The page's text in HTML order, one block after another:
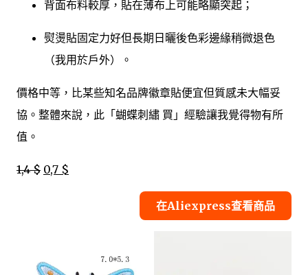
背面布料較厚，貼在薄布上可能略顯突起；
熨燙貼固定力好但長期日曬後色彩邊緣稍微退色
（我用於戶外）。
價格中等，比某些知名品牌徽章貼便宜但質感未大幅妥
協。整體來說，此「蝴蝶刺繡 買」經驗讓我覺得物有所
值。
1,4 $ 0,7 $
在Aliexpress查看商品